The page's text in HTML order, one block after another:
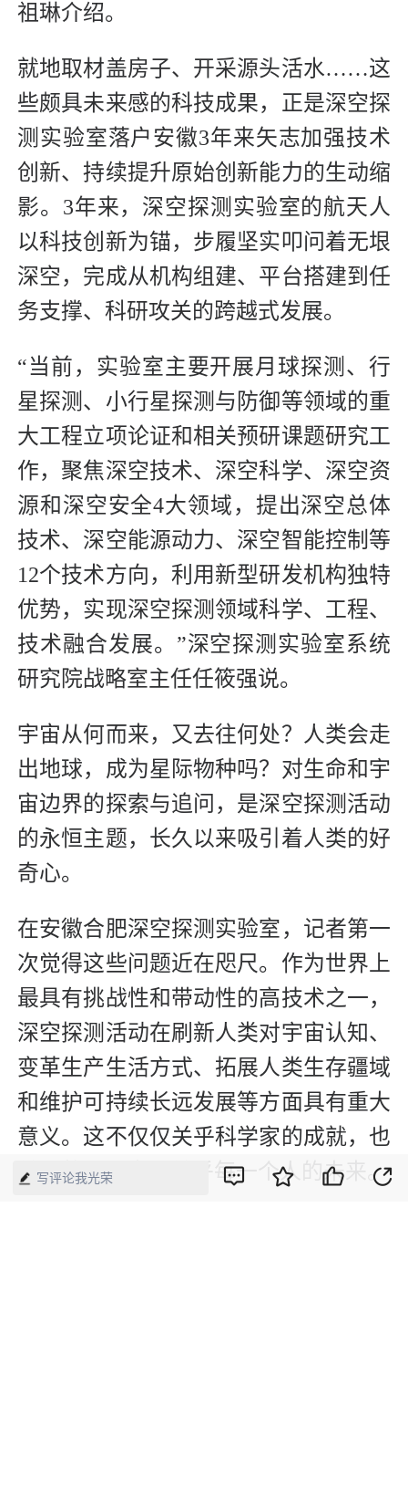
祖琳介绍。
就地取材盖房子、开采源头活水……这
些颇具未来感的科技成果，正是深空探
测实验室落户安徽3年来矢志加强技术
创新、持续提升原始创新能力的生动缩
影。3年来，深空探测实验室的航天人
以科技创新为锚，步履坚实叩问着无垠
深空，完成从机构组建、平台搭建到任
务支撑、科研攻关的跨越式发展。
“当前，实验室主要开展月球探测、行
星探测、小行星探测与防御等领域的重
大工程立项论证和相关预研课题研究工
作，聚焦深空技术、深空科学、深空资
源和深空安全4大领域，提出深空总体
技术、深空能源动力、深空智能控制等
12个技术方向，利用新型研发机构独特
优势，实现深空探测领域科学、工程、
技术融合发展。”深空探测实验室系统
研究院战略室主任任筱强说。
宇宙从何而来，又去往何处？人类会走
出地球，成为星际物种吗？对生命和宇
宙边界的探索与追问，是深空探测活动
的永恒主题，长久以来吸引着人类的好
奇心。
在安徽合肥深空探测实验室，记者第一
次觉得这些问题近在咫尺。作为世界上
最具有挑战性和带动性的高技术之一，
深空探测活动在刷新人类对宇宙认知、
变革生产生活方式、拓展人类生存疆域
和维护可持续长远发展等方面具有重大
意义。这不仅仅关乎科学家的成就，也
关乎整个人类、关乎每一个人的未来。
写评论我光荣